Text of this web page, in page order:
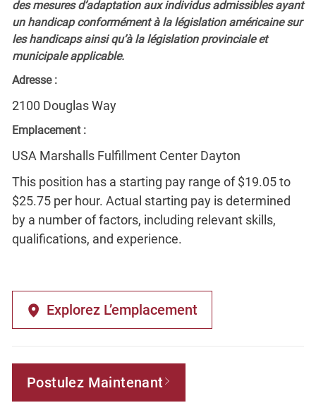
des mesures d’adaptation aux individus admissibles ayant
un handicap conformément à la législation américaine sur
les handicaps ainsi qu’à la législation provinciale et
municipale applicable.
Adresse :
2100 Douglas Way
Emplacement :
USA Marshalls Fulfillment Center Dayton
This position has a starting pay range of $19.05 to
$25.75 per hour. Actual starting pay is determined
by a number of factors, including relevant skills,
qualifications, and experience.
Explorez L’emplacement
Postulez Maintenant